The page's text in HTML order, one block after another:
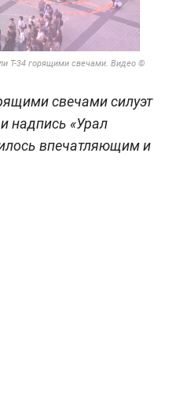
Т-34 горящими свечами. Видео ©
свечами силуэт
надпись «Урал
впечатляющим и